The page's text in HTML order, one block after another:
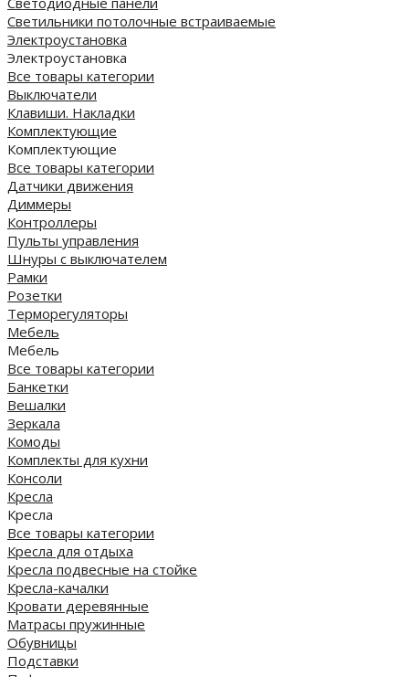
Cветильники потолочные встраиваемые
Электроустановка
Электроустановка
Все товары категории
Выключатели
Клавиши. Накладки
Комплектующие
Комплектующие
Все товары категории
Датчики движения
Диммеры
Контроллеры
Пульты управления
Шнуры с выключателем
Рамки
Розетки
Терморегуляторы
Мебель
Мебель
Все товары категории
Банкетки
Вешалки
Зеркала
Комоды
Комплекты для кухни
Консоли
Кресла
Кресла
Все товары категории
Кресла для отдыха
Кресла подвесные на стойке
Кресла-качалки
Кровати деревянные
Матрасы пружинные
Обувницы
Подставки